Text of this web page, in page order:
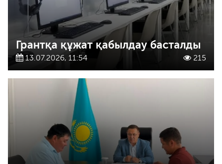
Грантқа құжат қабылдау басталды
13.07.2026, 11:54 215